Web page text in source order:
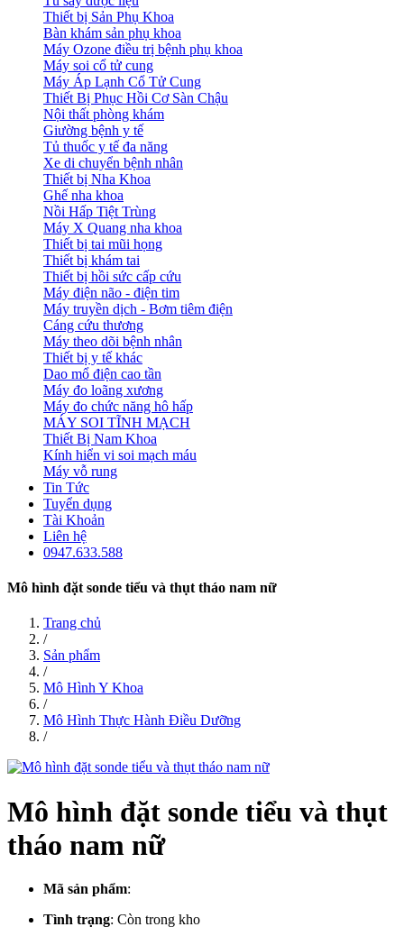
Thiết bị Sản Phụ Khoa
Bàn khám sản phụ khoa
Máy Ozone điều trị bệnh phụ khoa
Máy soi cổ tử cung
Máy Áp Lạnh Cổ Tử Cung
Thiết Bị Phục Hồi Cơ Sàn Chậu
Nội thất phòng khám
Giường bệnh y tế
Tủ thuốc y tế đa năng
Xe di chuyển bệnh nhân
Thiết bị Nha Khoa
Ghế nha khoa
Nồi Hấp Tiệt Trùng
Máy X Quang nha khoa
Thiết bị tai mũi họng
Thiết bị khám tai
Thiết bị hồi sức cấp cứu
Máy điện não - điện tim
Máy truyền dịch - Bơm tiêm điện
Cáng cứu thương
Máy theo dõi bệnh nhân
Thiết bị y tế khác
Dao mổ điện cao tần
Máy đo loãng xương
Máy đo chức năng hô hấp
MÁY SOI TĨNH MẠCH
Thiết Bị Nam Khoa
Kính hiển vi soi mạch máu
Máy vỗ rung
Tin Tức
Tuyển dụng
Tài Khoản
Liên hệ
0947.633.588
Mô hình đặt sonde tiểu và thụt tháo nam nữ
Trang chủ
/
Sản phẩm
/
Mô Hình Y Khoa
/
Mô Hình Thực Hành Điều Dưỡng
/
Mô hình đặt sonde tiểu và thụt
tháo nam nữ
Mã sản phẩm:
Tình trạng: Còn trong kho